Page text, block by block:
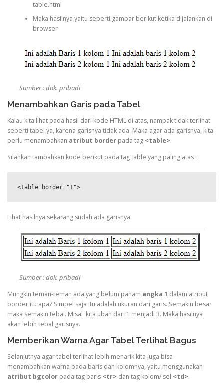
table.html
Maka hasilnya yaitu seperti gambar berikut ketika dijalankan di
browser
Sumber : dok. pribadi
Menambahkan Garis pada Tabel
Kalau kita lihat pada hasil dari kode HTML di atas, nampak tidak terlihat
seperti tabel ya, karena garisnya tidak ada. Maka agar ada garisnya, kita
perlu menambahkan atribut border pada tag <table>.
Silahkan tambahkan kode berikut pada tag table yang paling atas :
<table border="1">
Lihat hasilnya sekarang sudah ada garisnya.
Sumber : dok. pribadi
Mungkin teman-teman ada yang belum paham angka 1 dalam atribut
border itu apa? Simpel saja itu adalah ukuran dari garis. Semakin besar
maka semakin tebal. Misal kita ubah dari 1 menjadi 3. Maka hasilnya
akan lebih tebal garisnya.
Memberikan Warna Agar Tabel Terlihat Bagus
Selanjutnya agar tabel terlihat lebih menarik kita juga bisa
menambahkan warna pada baris dan kolomnya, yaitu menggunakan
atribut bgcolor pada tag baris <tr> dan tag kolom/ sel <td>.